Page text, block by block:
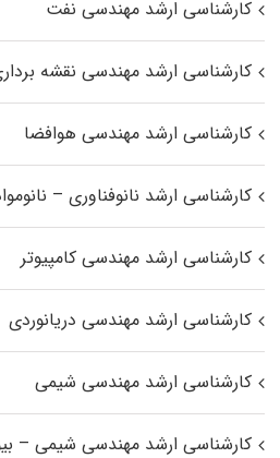
کارشناسی ارشد مهندسی نفت
کارشناسی ارشد مهندسی نقشه
کارشناسی ارشد مهندسی هوافضا
کارشناسی ارشد نانوفناوری –
کارشناسی ارشد مهندسی کامپیوتر
کارشناسی ارشد مهندسی دریانوردی
کارشناسی ارشد مهندسی شیمی
کارشناسی ارشد مهندسی شیمی –